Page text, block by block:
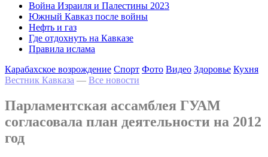
Война Израиля и Палестины 2023
Южный Кавказ после войны
Нефть и газ
Где отдохнуть на Кавказе
Правила ислама
Карабахское возрождение Спорт Фото Видео Здоровье Кухня
Вестник Кавказа — Все новости
Парламентская ассамблея ГУАМ
согласовала план деятельности на 2012
год